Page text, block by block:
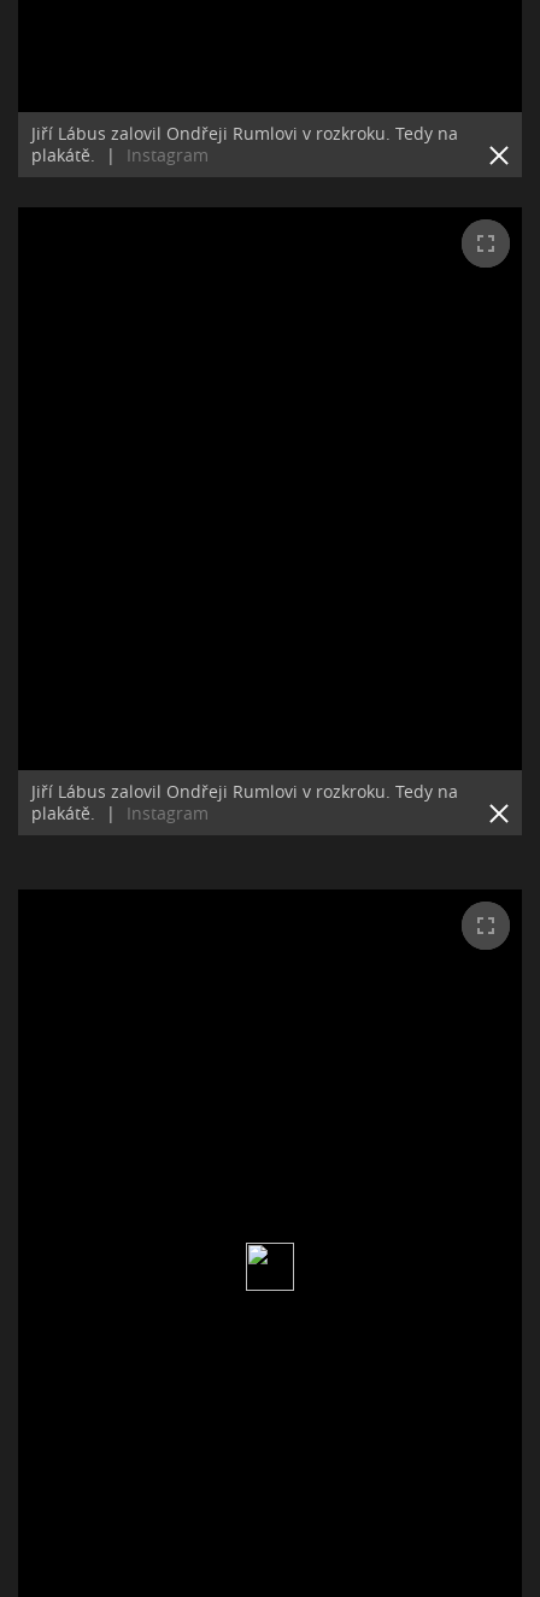
Jiří Lábus zalovil Ondřeji Rumlovi v rozkroku. Tedy na
plakátě.
| Instagram
Jiří Lábus zalovil Ondřeji Rumlovi v rozkroku. Tedy na
plakátě.
| Instagram